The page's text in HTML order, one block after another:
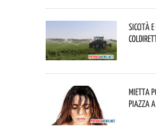
Siccità
Mietta
piazza